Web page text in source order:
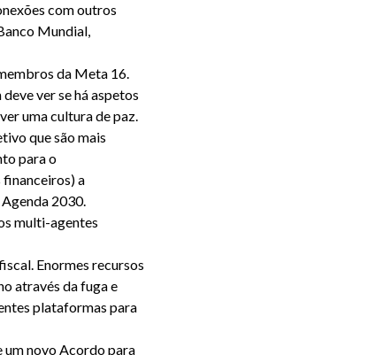
com outros
Mundial,
da Meta 16.
ver se há aspetos
uma cultura de paz.
que são mais
para o
a
2030.
multi-agentes
Enormes recursos
através da fuga e
plataformas para
um novo Acordo para